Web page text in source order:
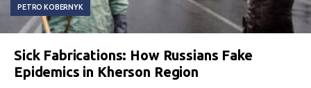
PETRO KOBERNYK
Sick Fabrications: How Russians Fake
Epidemics in Kherson Region